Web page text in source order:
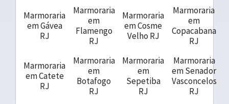
Marmoraria
em Gávea
RJ
Marmoraria
em
Flamengo
RJ
Marmoraria
em Cosme
Velho RJ
Marmoraria
em
Copacabana
RJ
Marmoraria
em Catete
RJ
Marmoraria
em
Botafogo
RJ
Marmoraria
em
Sepetiba
RJ
Marmoraria
em Senador
Vasconcelos
RJ